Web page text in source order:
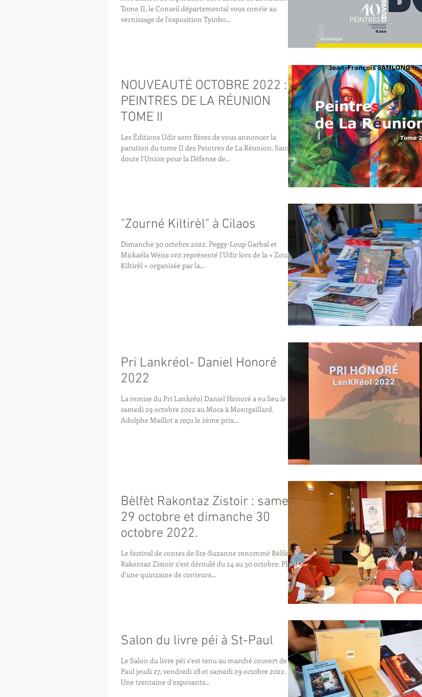
Tome II, le Conseil départemental vous convie au
vernissage de l'exposition Tyinbo...
NOUVEAUTÉ OCTOBRE 2022 :
PEINTRES DE LA RÉUNION
TOME II
Les Éditions Udir sont fières de vous annoncer la
parution du tome II des Peintres de La Réunion. Sans
doute l’Union pour la Défense de...
"Zourné Kiltirèl" à Cilaos
Dimanche 30 octobre 2022, Peggy-Loup Garbal et
Mickaëla Weiss ont représenté l’Udir lors de la « Zourné
Kiltirèl » organisée par la...
Pri Lankréol- Daniel Honoré
2022
La remise du Pri Lankréol Daniel Honoré a eu lieu le
samedi 29 octobre 2022 au Moca à Montgaillard.
Adolphe Maillot a reçu le 2ème prix...
Bèlfèt Rakontaz Zistoir : samedi
29 octobre et dimanche 30
octobre 2022.
Le festival de contes de Ste-Suzanne renommé Bèlfèt
Rakontaz Zistoir s’est déroulé du 24 au 30 octobre. Plus
d’une quinzaine de conteurs...
Salon du livre péi à St-Paul
Le Salon du livre péi s’est tenu au marché couvert de St-
Paul jeudi 27, vendredi 28 et samedi 29 octobre 2022.
Une trentaine d’exposants...